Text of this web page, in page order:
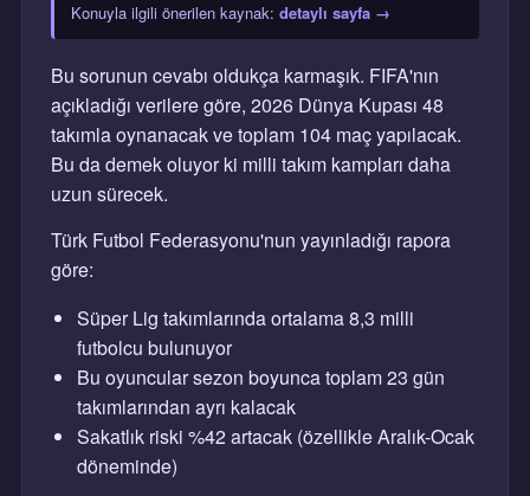
Konuyla ilgili önerilen kaynak: detaylı sayfa →
Bu sorunun cevabı oldukça karmaşık. FIFA'nın
açıkladığı verilere göre, 2026 Dünya Kupası 48
takımla oynanacak ve toplam 104 maç yapılacak.
Bu da demek oluyor ki milli takım kampları daha
uzun sürecek.
Türk Futbol Federasyonu'nun yayınladığı rapora
göre:
Süper Lig takımlarında ortalama 8,3 milli
futbolcu bulunuyor
Bu oyuncular sezon boyunca toplam 23 gün
takımlarından ayrı kalacak
Sakatlık riski %42 artacak (özellikle Aralık-Ocak
döneminde)